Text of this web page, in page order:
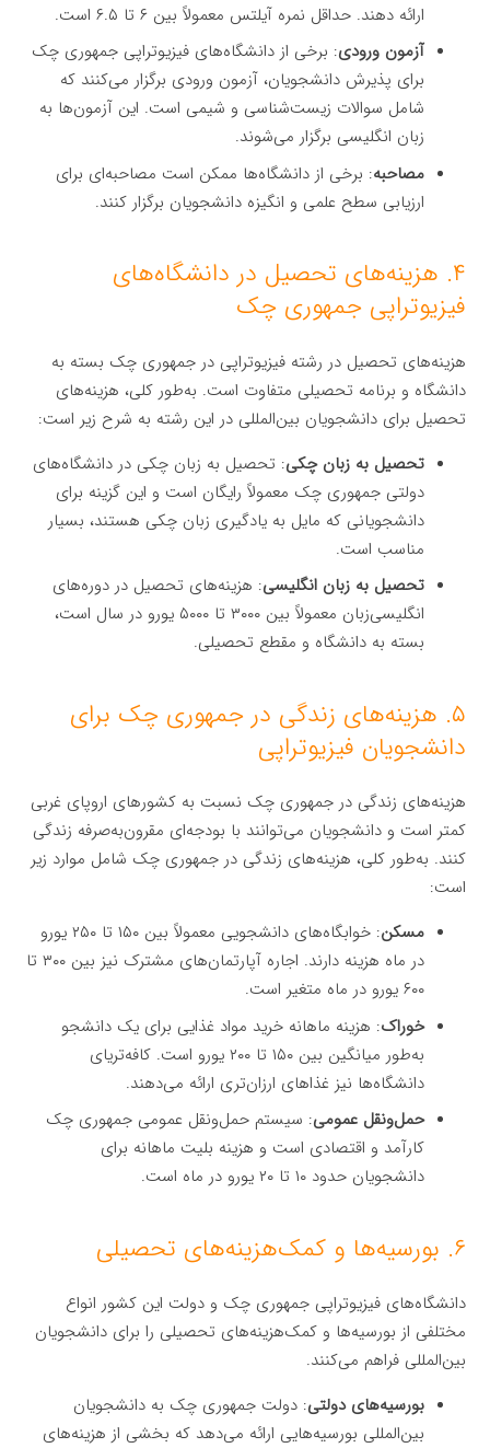
ارائه دهند. حداقل نمره آیلتس معمولاً بین ۶ تا ۶.۵ است.
آزمون ورودی: برخی از دانشگاه‌های فیزیوتراپی جمهوری چک
برای پذیرش دانشجویان، آزمون ورودی برگزار می‌کنند که
شامل سوالات زیست‌شناسی و شیمی است. این آزمون‌ها به
زبان انگلیسی برگزار می‌شوند.
مصاحبه: برخی از دانشگاه‌ها ممکن است مصاحبه‌ای برای
ارزیابی سطح علمی و انگیزه دانشجویان برگزار کنند.
۴. هزینه‌های تحصیل در دانشگاه‌های
فیزیوتراپی جمهوری چک
هزینه‌های تحصیل در رشته فیزیوتراپی در جمهوری چک بسته به
دانشگاه و برنامه تحصیلی متفاوت است. به‌طور کلی، هزینه‌های
تحصیل برای دانشجویان بین‌المللی در این رشته به شرح زیر است:
تحصیل به زبان چکی: تحصیل به زبان چکی در دانشگاه‌های
دولتی جمهوری چک معمولاً رایگان است و این گزینه برای
دانشجویانی که مایل به یادگیری زبان چکی هستند، بسیار
مناسب است.
تحصیل به زبان انگلیسی: هزینه‌های تحصیل در دوره‌های
انگلیسی‌زبان معمولاً بین ۳۰۰۰ تا ۵۰۰۰ یورو در سال است،
بسته به دانشگاه و مقطع تحصیلی.
۵. هزینه‌های زندگی در جمهوری چک برای
دانشجویان فیزیوتراپی
هزینه‌های زندگی در جمهوری چک نسبت به کشورهای اروپای غربی
کمتر است و دانشجویان می‌توانند با بودجه‌ای مقرون‌به‌صرفه زندگی
کنند. به‌طور کلی، هزینه‌های زندگی در جمهوری چک شامل موارد زیر
است:
مسکن
: خوابگاه‌های دانشجویی معمولاً بین ۱۵۰ تا ۲۵۰ یورو
در ماه هزینه دارند. اجاره آپارتمان‌های مشترک نیز بین ۳۰۰ تا
۶۰۰ یورو در ماه متغیر است.
خوراک: هزینه ماهانه خرید مواد غذایی برای یک دانشجو
به‌طور میانگین بین ۱۵۰ تا ۲۰۰ یورو است. کافه‌تریای
دانشگاه‌ها نیز غذاهای ارزان‌تری ارائه می‌دهند.
حمل‌ونقل عمومی: سیستم حمل‌ونقل عمومی جمهوری چک
کارآمد و اقتصادی است و هزینه بلیت ماهانه برای
دانشجویان حدود ۱۰ تا ۲۰ یورو در ماه است.
۶. بورسیه‌ها و کمک‌هزینه‌های تحصیلی
دانشگاه‌های فیزیوتراپی جمهوری چک و دولت این کشور انواع
مختلفی از بورسیه‌ها و کمک‌هزینه‌های تحصیلی را برای دانشجویان
بین‌المللی فراهم می‌کنند.
بورسیه‌های دولتی: دولت جمهوری چک به دانشجویان
بین‌المللی بورسیه‌هایی ارائه می‌دهد که بخشی از هزینه‌های